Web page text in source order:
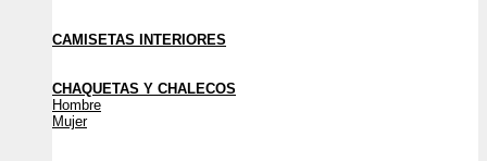
CAMISETAS INTERIORES
CHAQUETAS Y CHALECOS
Hombre
Mujer